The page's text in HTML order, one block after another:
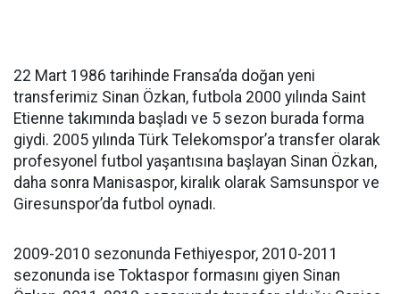
22 Mart 1986 tarihinde Fransa’da doğan yeni
transferimiz Sinan Özkan, futbola 2000 yılında Saint
Etienne takımında başladı ve 5 sezon burada forma
giydi. 2005 yılında Türk Telekomspor’a transfer olarak
profesyonel futbol yaşantısına başlayan Sinan Özkan,
daha sonra Manisaspor, kiralık olarak Samsunspor ve
Giresunspor’da futbol oynadı.
2009-2010 sezonunda Fethiyespor, 2010-2011
sezonunda ise Toktaspor formasını giyen Sinan